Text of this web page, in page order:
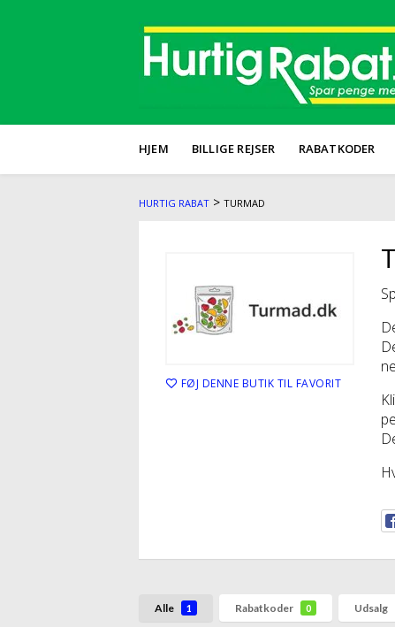
HJEM BILLIGE REJSER RABATKODER
HURTIG RABAT > TURMAD
FØJ DENNE BUTIK TIL FAVORIT
Alle 1 Rabatkoder 0 Udsalg